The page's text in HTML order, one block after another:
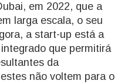
em 2022, que a
larga escala, o seu
a start-up está a
que permitirá
da
não voltem para o